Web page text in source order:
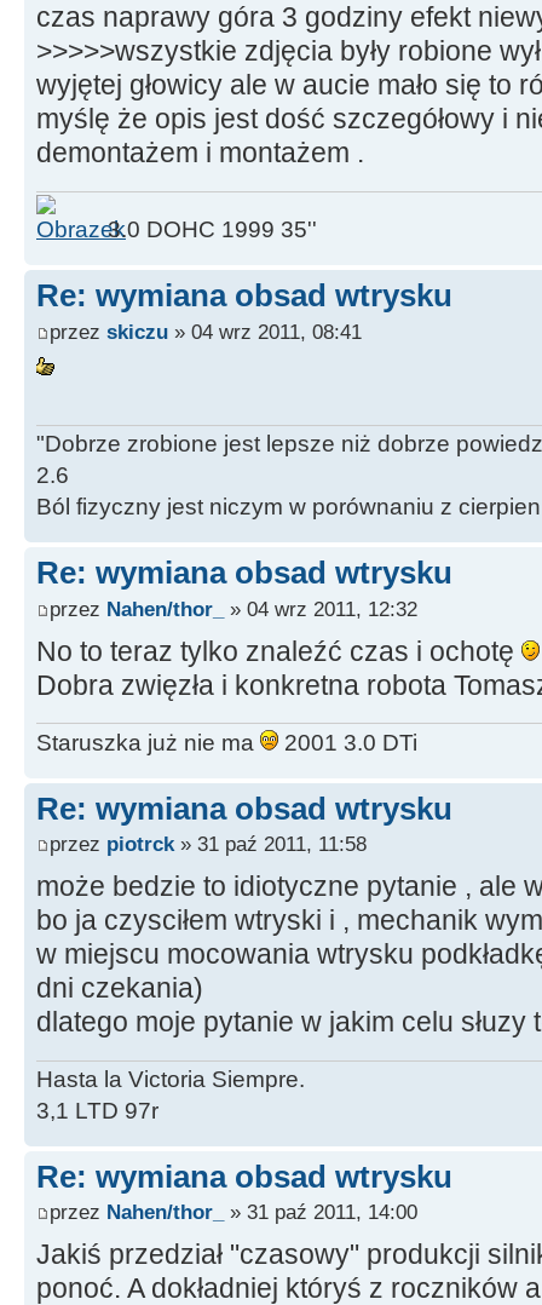
czas naprawy góra 3 godziny efekt
>>>>>wszystkie zdjęcia były robione
wyjętej głowicy ale w aucie mało się to
myślę że opis jest dość szczegółowy i
demontażem i montażem .
3.0 DOHC 1999 35''
Re: wymiana obsad wtrysku
przez skiczu » 04 wrz 2011, 08:41
"Dobrze zrobione jest lepsze niż dobrze
2.6
Ból fizyczny jest niczym w porównaniu z
Re: wymiana obsad wtrysku
przez Nahen/thor_ » 04 wrz 2011, 12:32
No to teraz tylko znaleźć czas i ochotę
Dobra zwięzła i konkretna robota
Staruszka już nie ma 2001 3.0 DTi
Re: wymiana obsad wtrysku
przez piotrck» 31 paź 2011, 11:58
może bedzie to idiotyczne pytanie , ale
bo ja czysciłem wtryski i , mechanik
w miejscu mocowania wtrysku
dni czekania)
dlatego moje pytanie w jakim celu słuzy
Hasta la Victoria Siempre.
3,1 LTD 97r
Re: wymiana obsad wtrysku
przez Nahen/thor_ » 31 paź 2011, 14:00
Jakiś przedział "czasowy" produkcji
ponoć. A dokładniej któryś z roczników